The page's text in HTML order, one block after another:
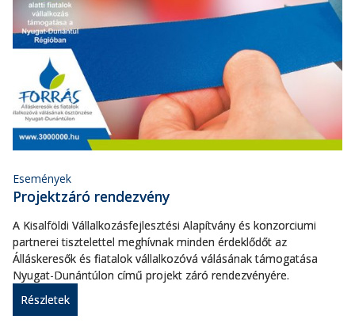
Események
Projektzáró rendezvény
A Kisalföldi Vállalkozásfejlesztési Alapítvány és konzorciumi
partnerei tisztelettel meghívnak minden érdeklődőt az
Álláskeresők és fiatalok vállalkozóvá válásának támogatása
Nyugat-Dunántúlon című projekt záró rendezvényére.
Részletek